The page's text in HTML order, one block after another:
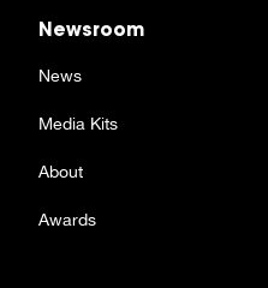
Newsroom
News
Media Kits
About
Awards